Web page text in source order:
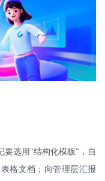
要选用 "结构化模板 " ，自
格文档；向管理层汇报